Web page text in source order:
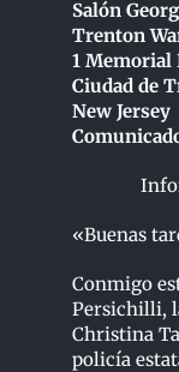
Salón
Trenton
1 Memorial
Ciudad de
New Jersey
«Buenas
Conmigo
Persichilli,
Christina
policía